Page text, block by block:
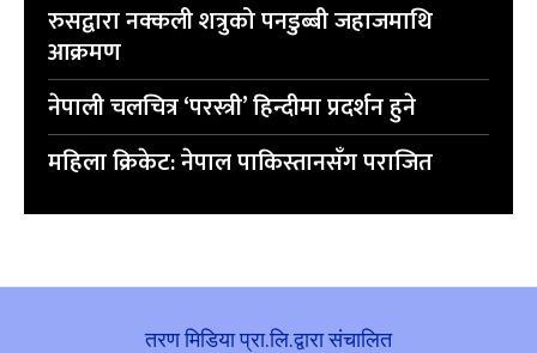
रुसद्वारा नक्कली शत्रुको पनडुब्बी जहाजमाथि
आक्रमण
नेपाली चलचित्र ‘परस्त्री’ हिन्दीमा प्रदर्शन हुने
महिला क्रिकेट: नेपाल पाकिस्तानसँग पराजित
तरण मिडिया प्रा.लि.द्वारा संचालित